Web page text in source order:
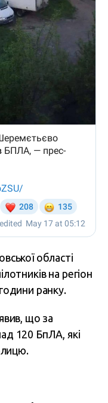
області
на регіон
ранку.
що за
120 БпЛА, які